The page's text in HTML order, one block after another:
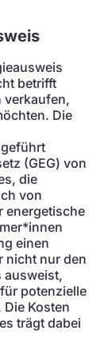
betrifft
verkaufen,
Die
(GEG) von
die
von
energetische
einen
nicht nur den
ausweist,
potenzielle
Kosten
trägt dabei